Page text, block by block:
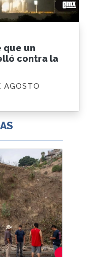
que un
contra la
AGOSTO